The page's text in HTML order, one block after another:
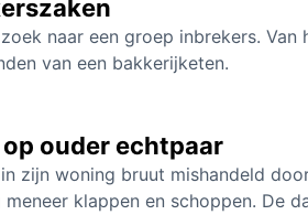
naar een groep inbrekers.
van een bakkerijketen.
ouder echtpaar
zijn woning bruut mishandeld
klappen en schoppen. De